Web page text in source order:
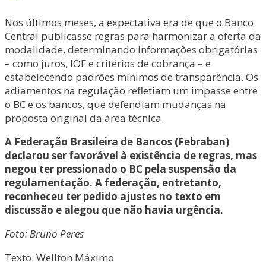
Nos últimos meses, a expectativa era de que o Banco
Central publicasse regras para harmonizar a oferta da
modalidade, determinando informações obrigatórias
– como juros, IOF e critérios de cobrança – e
estabelecendo padrões mínimos de transparência. Os
adiamentos na regulação refletiam um impasse entre
o BC e os bancos, que defendiam mudanças na
proposta original da área técnica.
A Federação Brasileira de Bancos (Febraban)
declarou ser favorável à existência de regras, mas
negou ter pressionado o BC pela suspensão da
regulamentação. A federação, entretanto,
reconheceu ter pedido ajustes no texto em
discussão e alegou que não havia urgência.
Foto: Bruno Peres
Texto: Wellton Máximo